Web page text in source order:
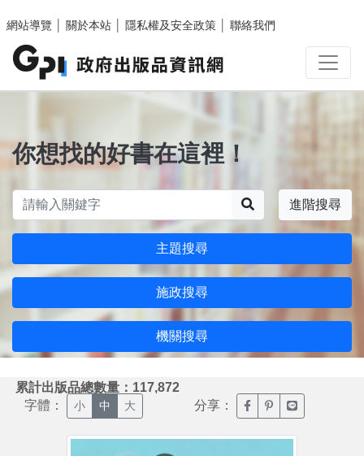
網站導覽
關於本站 隱私權及安全政策 聯絡我們
你想找的好書在這裡！
進階搜尋
主題搜尋
施政搜尋
機關搜尋
累計出版品總數量：117,872
字體： 小 中 大 分享： 臉書分享(另開新視窗)
噗浪分享(另開新
Line分享(另